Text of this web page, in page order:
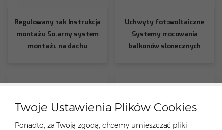
Twoje Ustawienia Plików Cookies
Ponadto, za Twoją zgodą, chcemy umieszczać pliki
Regulowany hak Instrukcja
montażu Solarny system
montażu na dachu
Uchwyty fotowoltaiczne
Systemy mocowania
balkonów słonecznych